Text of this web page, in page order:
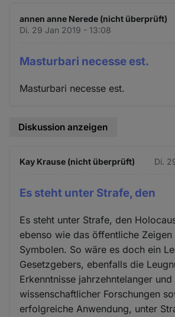
annen anne Nerede (nicht überprüft)
Di. 29 Jan 2019 - 13:08
Masturbari necesse est.
Masturbari necesse est.
Diskussion anzeigen
Kay Krause (nicht überprüft) Di.
Es steht unter Strafe, den
Es steht unter Strafe, den
ebenso wie das öffentliche
Symbolen. So wäre es doch ein
Gesetzgebers, ebenfalls die
Erkenntnisse jahrzehntelanger
wissenschaftlicher Forschungen
erfolgreiche Anwendung, unter